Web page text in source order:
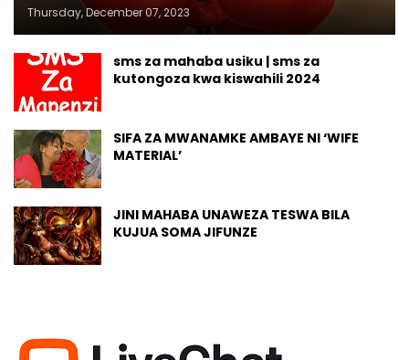
Thursday, December 07, 2023
sms za mahaba usiku | sms za
kutongoza kwa kiswahili 2024
SIFA ZA MWANAMKE AMBAYE NI ‘WIFE
MATERIAL’
JINI MAHABA UNAWEZA TESWA BILA
KUJUA SOMA JIFUNZE